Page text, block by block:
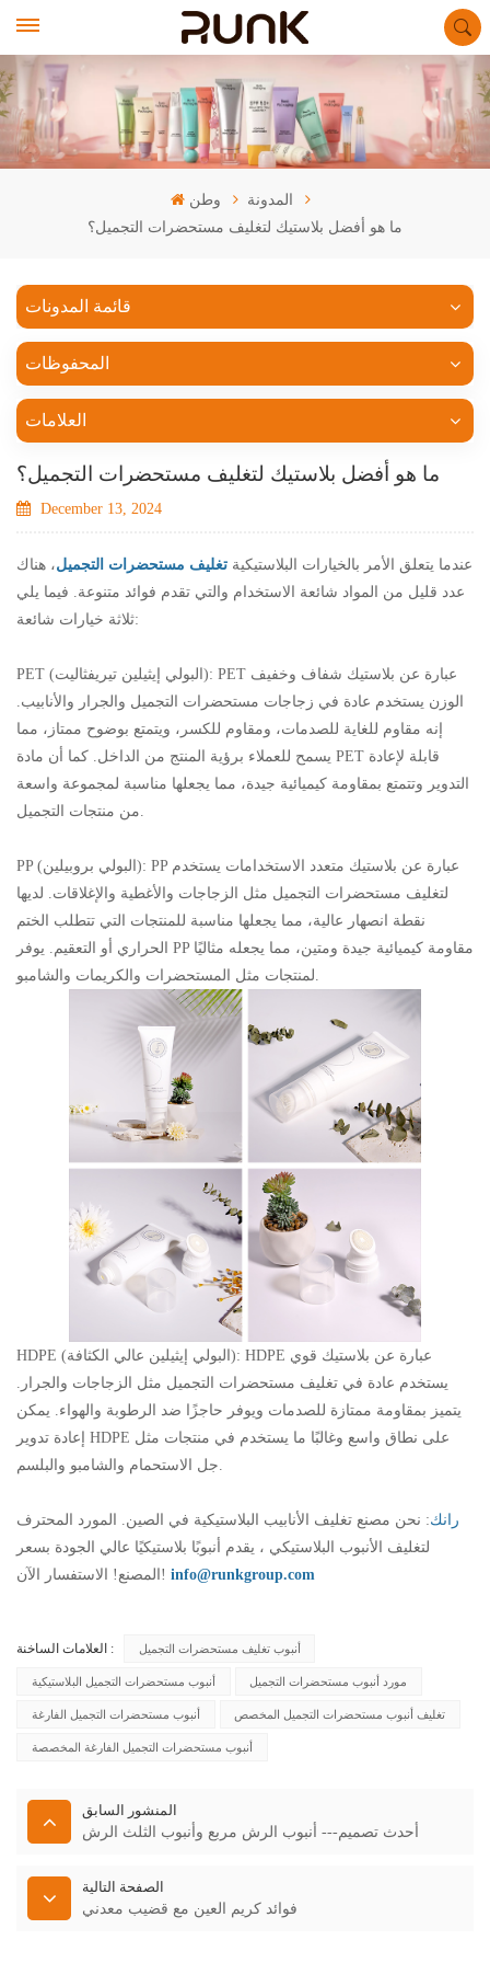
وطن
المدونة
ما هو أفضل بلاستيك لتغليف مستحضرات التجميل؟
قائمة المدونات
المحفوظات
العلامات
ما هو أفضل بلاستيك لتغليف مستحضرات التجميل؟
December 13, 2024
عندما يتعلق الأمر بالخيارات البلاستيكية تغليف مستحضرات التجميل، هناك
عدد قليل من المواد شائعة الاستخدام والتي تقدم فوائد متنوعة. فيما يلي
ثلاثة خيارات شائعة:
PET (البولي إيثيلين تيريفثاليت): PET عبارة عن بلاستيك شفاف وخفيف
الوزن يستخدم عادة في زجاجات مستحضرات التجميل والجرار والأنابيب.
إنه مقاوم للغاية للصدمات، ومقاوم للكسر، ويتمتع بوضوح ممتاز، مما
يسمح للعملاء برؤية المنتج من الداخل. كما أن مادة PET قابلة لإعادة
التدوير وتتمتع بمقاومة كيميائية جيدة، مما يجعلها مناسبة لمجموعة واسعة
PP (البولي بروبيلين): PP عبارة عن بلاستيك متعدد الاستخدامات يستخدم
لتغليف مستحضرات التجميل مثل الزجاجات والأغطية والإغلاقات. لديها
نقطة انصهار عالية، مما يجعلها مناسبة للمنتجات التي تتطلب الختم
الحراري أو التعقيم. يوفر PP مقاومة كيميائية جيدة ومتين، مما يجعله مثاليًا
HDPE (البولي إيثيلين عالي الكثافة): HDPE عبارة عن بلاستيك قوي
يستخدم عادة في تغليف مستحضرات التجميل مثل الزجاجات والجرار.
يتميز بمقاومة ممتازة للصدمات ويوفر حاجزًا ضد الرطوبة والهواء. يمكن
إعادة تدوير HDPE على نطاق واسع وغالبًا ما يستخدم في منتجات مثل
رانك: نحن مصنع تغليف الأنابيب البلاستيكية في الصين. المورد المحترف
لتغليف الأنبوب البلاستيكي ، يقدم أنبوبًا بلاستيكيًا عالي الجودة بسعر
المصنع! الاستفسار الآن! info@runkgroup.com
العلامات الساخنة : أنبوب تغليف مستحضرات التجميل
أنبوب مستحضرات التجميل البلاستيكية مورد أنبوب مستحضرات التجميل
أنبوب مستحضرات التجميل الفارغة تغليف أنبوب مستحضرات التجميل المخصص
أنبوب مستحضرات التجميل الفارغة المخصصة
المنشور السابق
أحدث تصميم--- أنبوب الرش مربع وأنبوب الثلث الرش
الصفحة التالية
فوائد كريم العين مع قضيب معدني